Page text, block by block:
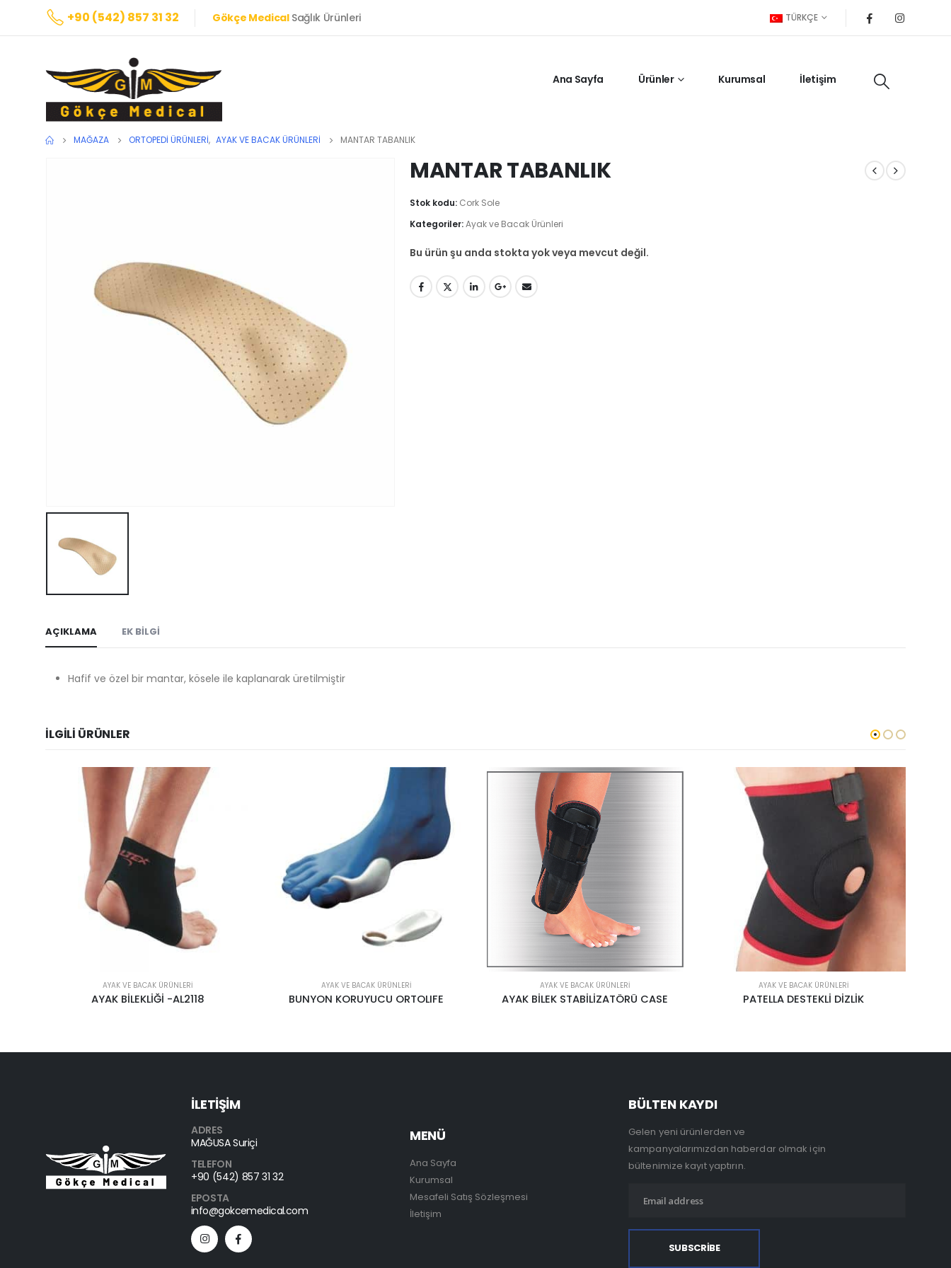
+90 (542) 857 31 32 Gökçe MedicalSağlık Ürünleri TÜRKÇE
Ana Sayfa Ürünler Kurumsal İletişim
MAĞAZA ORTOPEDI ÜRÜNLERI, AYAK VE BACAK ÜRÜNLERI MANTAR TABANLIK
MANTAR TABANLIK
Stok kodu: Cork Sole
Kategoriler:Ayak ve Bacak Ürünleri
Bu ürün şu anda stokta yok veya mevcut değil.
AÇIKLAMA EK BILGI
Hafif ve özel bir mantar, kösele ile kaplanarak üretilmiştir
İLGILI ÜRÜNLER
AYAK VE BACAK ÜRÜNLERI
BUNYON KORUYUCU ORTOLIFE
AYAK VE BACAK ÜRÜNLERI
AYAK BİLEK STABİLİZATÖRÜ CASE
AYAK VE BACAK ÜRÜNLERI
PATELLA DESTEKLİ DİZLİK
AYAK VE BACAK ÜRÜNLERI
FREJKA YASTIĞI
İLETİŞİM
ADRES
MAĞUSA Suriçi
TELEFON
+90 (542) 857 31 32
EPOSTA
info@gokcemedical.com
MENÜ
Ana Sayfa
Kurumsal
Mesafeli Satış Sözleşmesi
İletişim
BÜLTEN KAYDI
Gelen yeni ürünlerden ve
kampanyalarımızdan haberdar olmak için
bültenimize kayıt yaptırın.